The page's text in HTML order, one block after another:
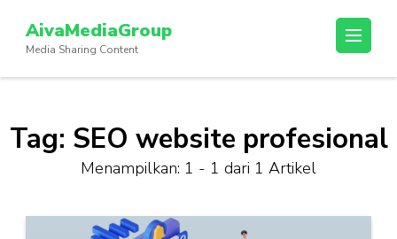
konten
(Tekan
AivaMediaGroup
Media Sharing Content
Tag: SEO website profesional
Menampilkan: 1 - 1 dari 1 Artikel